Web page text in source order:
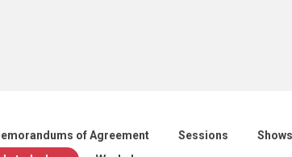
of Agreement Sessions